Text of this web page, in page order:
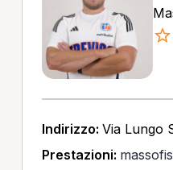
Indirizzo: Via Lungo
Prestazioni: